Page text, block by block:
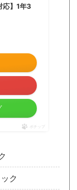
応】1年3
ポチップ
ク